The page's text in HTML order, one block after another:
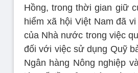
Hồng, trong thời gian giữ
hiểm xã hội Việt Nam đã
của Nhà nước trong việc
đối với việc sử dụng Quỹ
Ngân hàng Nông nghiệp